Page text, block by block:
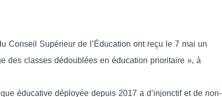
Conseil Supérieur de l’Éducation ont reçu le 7 mai un
des classes dédoublées en éducation prioritaire », à
éducative déployée depuis 2017 a d’injonctif et de non-